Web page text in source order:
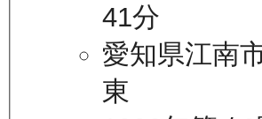
41分
愛知県江南
東